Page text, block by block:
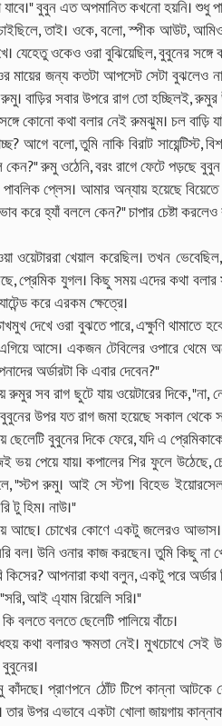
বুবুন এত অপমানিত কখনো হয়নি। শুধু
তাই। ওকে, বলো, স্পীক আউট,
যেহেতু ওকেও ওরা বুঝিয়েছিল, বুবুনের সঙ্গে
মায়ের জন্য কতটা আপসেট সেটা বুঝলেও
বাড়ির সবার উপরে রাগ তো হচ্ছিলই,
কোনো কথা বলার নেই রুমঝুম। চল বাড়ি
আগে বলো, তুমি নাকি বিরাট সায়েন্টিস্ট,
রুমু ওঠেনি, বরং রাগে ফেটে পড়ছে বুবুন
প্লেস। আমার অন্যায় হয়েছে বিয়েতে
করে হ্যাঁ বললে কেন?" চাপার চেষ্টা
ওয়েটাররা খেয়াল করেছিল। তখন
প্রেমিক যুগল। কিছু সময় এদের কথা
করে এরকম ক্ষেত্রে।
দেখে ওরা বুঝতে পারে, এক্ষুণি থামাতে
আসে। একজন টেবিলের ওপারে থেমে
অর্ডারটা কি এবার দেবেন?"
রুমুর সব রাগ ছুটে যায় ওয়েটারের দিকে,
উপর যত রাগ জমা হয়েছে সকাল থেকে
ছেলেটি বুবুনের দিকে ফেরে, যদি এ
ভয় পেয়ে যায়। কপালের শির ফুলে
"স্টপ রুমু। আই সে স্টপ। বিহেভ
টু হিম। নাউ।"
আছে। চোখের কোণে একটু জলেরও
উনি ওনার কাজ করছেন। তুমি কিছু না
কিসের? আপনারা কথা বলুন, একটু পরে অর্ডার
আই এ্যাম রিয়েলি সরি।"
বলতে ছেলেটি পালিয়ে বাঁচে।
কথা বলারও ক্ষমতা নেই। মুখচোখে সেই
প্রাণপনে ঠোঁট টিপে কান্না
উপর এভাবে একটা খোলা জায়গায়